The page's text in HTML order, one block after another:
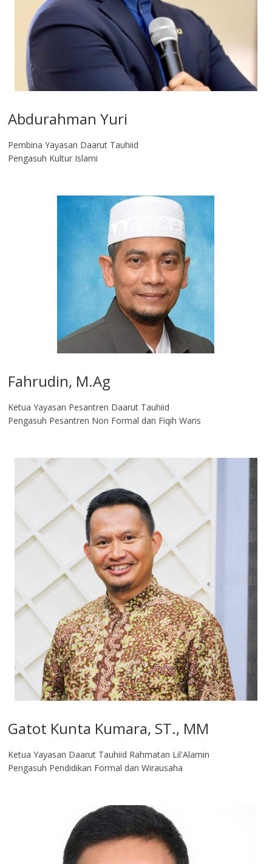
Abdurahman Yuri
Pembina Yayasan Daarut Tauhiid
Pengasuh Kultur Islami
Fahrudin, M.Ag​
Ketua Yayasan Pesantren Daarut Tauhiid
Pengasuh Pesantren Non Formal dan Fiqih Waris
Gatot Kunta Kumara, ST., MM
Ketua Yayasan Daarut Tauhiid Rahmatan Lil'Alamin
Pengasuh Pendidikan Formal dan Wirausaha